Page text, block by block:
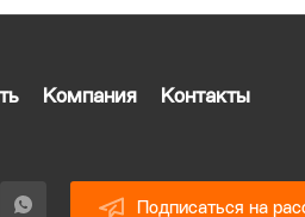
Компания Контакты
Подписаться на